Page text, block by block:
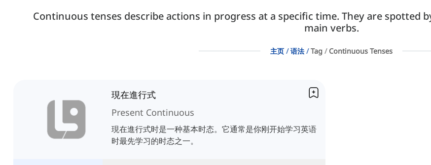
Continuous tenses describe actions in progress at a specific time. They are spotted
main verbs.
主页 语法 Tag Continuous Tenses
現在進行式
Present Continuous
現在進行式时是一种基本时态。它通常是你刚开始学习英语
时最先学习的时态之一。